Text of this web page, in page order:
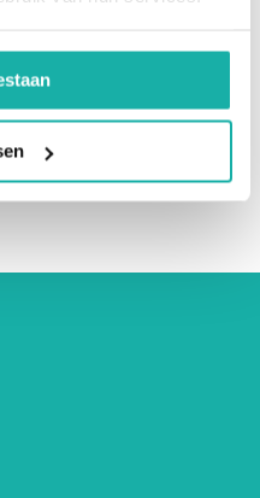
tussen 7.30 en 8.30 uur
botafbraak (goed
van osteoporose).